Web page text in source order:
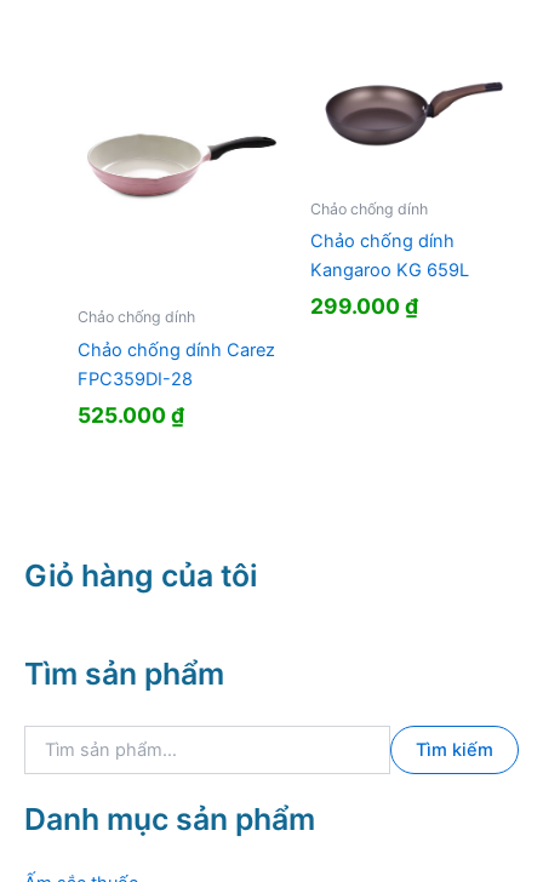
Chảo chống dính
Chảo chống dính Carez
FPC359DI-28
525.000₫
Chảo chống dính
Chảo chống dính
Kangaroo KG 659L
299.000₫
Giỏ hàng của tôi
Tìm sản phẩm
k
i
Tìm kiếm
Danh mục sản phẩm